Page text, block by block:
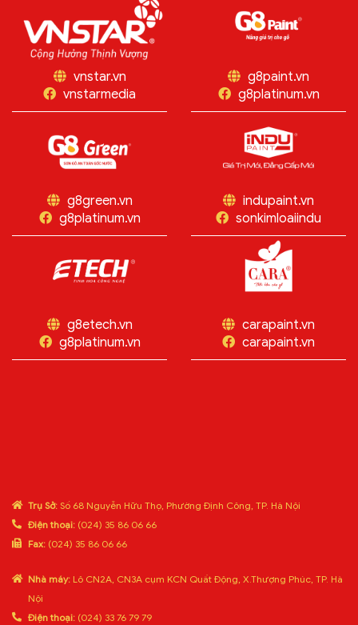
vnstar.vn
vnstarmedia
g8paint.vn
g8platinum.vn
g8green.vn
g8platinum.vn
indupaint.vn
sonkimloaiindu
g8etech.vn
g8platinum.vn
carapaint.vn
carapaint.vn
Trụ Sở: Số 68 Nguyễn Hữu Thọ, Phường Định Công, TP. Hà Nội
Điện thoại: (024) 35 86 06 66
Fax: (024) 35 86 06 66
Nhà máy: Lô CN2A, CN3A cụm KCN Quất Động, X.Thượng Phúc, TP. Hà
Nội
Điện thoại: (024) 33 76 79 79